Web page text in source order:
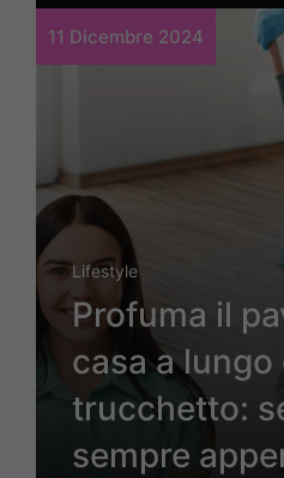
11 Dicembre 2024
Lifestyle
Profuma il
casa a
trucchetto:
sempre